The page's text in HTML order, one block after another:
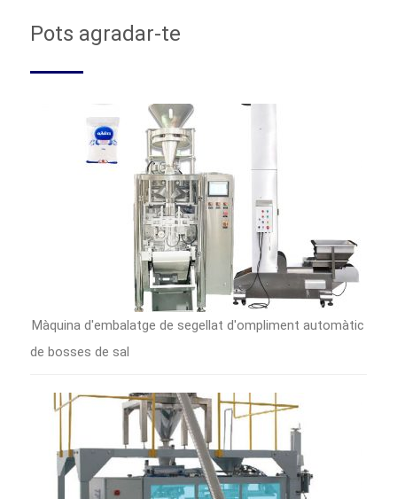
Pots agradar-te
Màquina d'embalatge de segellat d'ompliment automàtic
de bosses de sal